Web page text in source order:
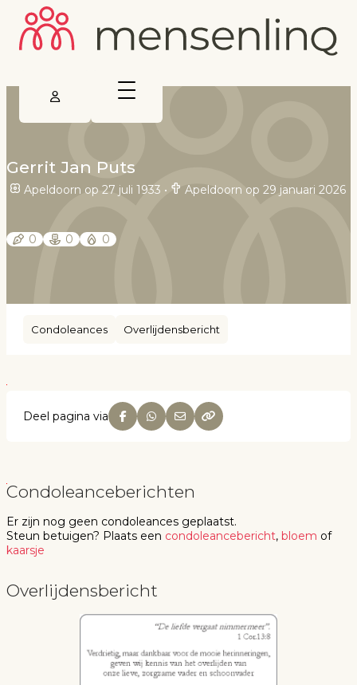
Gerrit Jan Puts
Apeldoorn op 27 juli 1933 • Apeldoorn op 29 januari 2026
0 0 0
Condoleances Overlijdensbericht
Deel pagina via
Condoleanceberichten
Er zijn nog geen condoleances geplaatst.
Steun betuigen? Plaats een condoleancebericht, bloem of
kaarsje
Overlijdensbericht